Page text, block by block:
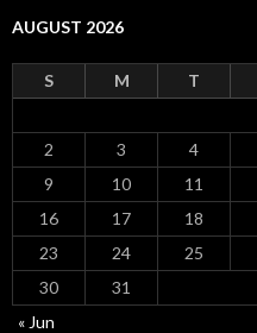
AUGUST 2026
S M T
2
3 4
9
10 11
16
17 18
23
24 25
30
31
« Jun